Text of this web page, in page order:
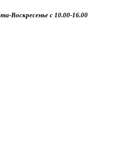
Воскресенье с 10.00-16.00